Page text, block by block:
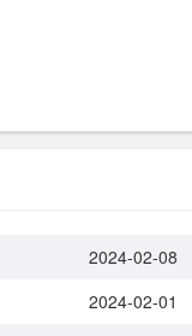
2024-02-08
2024-02-01